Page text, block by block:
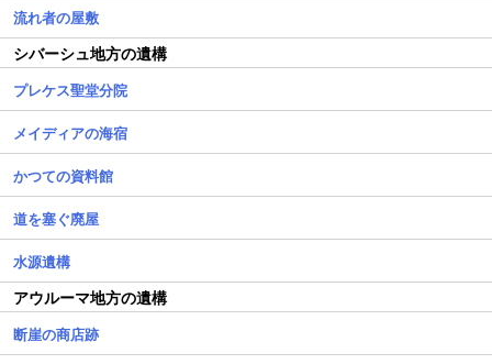
流れ者の屋敷
シバーシュ地方の遺構
プレケス聖堂分院
メイディアの海宿
かつての資料館
道を塞ぐ廃屋
水源遺構
アウルーマ地方の遺構
断崖の商店跡